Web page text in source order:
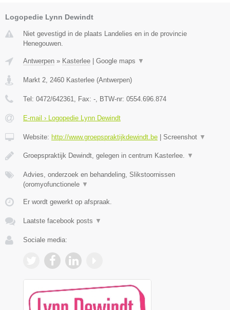
Logopedie Lynn Dewindt
Niet gevestigd in de plaats Landelies en in de provincie
Henegouwen.
Antwerpen » Kasterlee | Google maps ▼
Markt 2 2460 Kasterlee (Antwerpen)
Tel: 0472/642361 , Fax: - , BTW-nr: 0554.696.874
E-mail › Logopedie Lynn Dewindt
Website: http://www.groepspraktijkdewindt.be | Screenshot ▼
Groepspraktijk Dewindt, gelegen in centrum Kasterlee. ▼
Advies, onderzoek en behandeling, Slikstoornissen
(oromyofunctionele ▼
Er wordt gewerkt op afspraak.
Laatste facebook posts ▼
Sociale media: